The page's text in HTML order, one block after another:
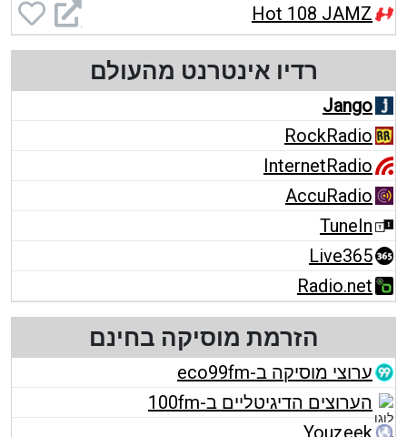
Hot 108 JAMZ
רדיו אינטרנט מהעולם
Jango
RockRadio
InternetRadio
AccuRadio
TuneIn
Live365
Radio.net
הזרמת מוסיקה בחינם
ערוצי מוסיקה ב-eco99fm
הערוצים הדיגיטליים ב-100fm
Youzeek